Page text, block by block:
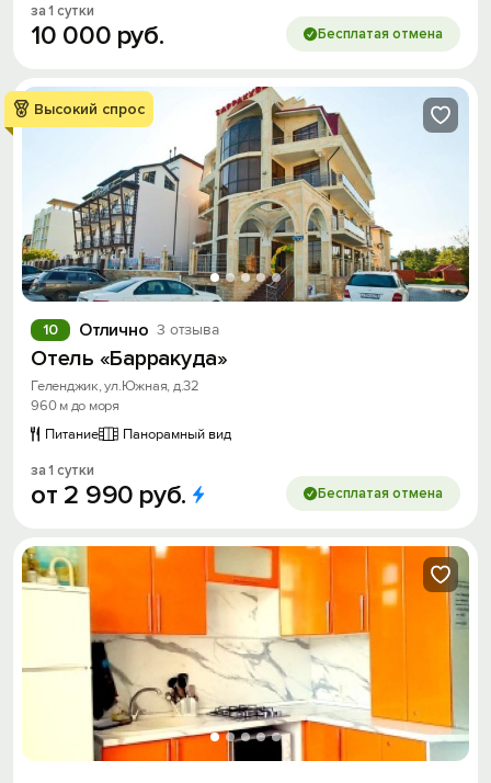
за 1 сутки
10 000 руб. Бесплатая отмена
Высокий спрос
Отлично 3 отзыва
10
Отель «Барракуда»
Геленджик, ул.Южная, д.32
960 м до моря
Питание
Панорамный вид
за 1 сутки
от 2 990 руб. Бесплатая отмена